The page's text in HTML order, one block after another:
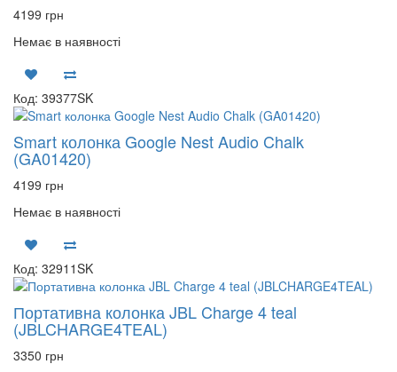
4199 грн
Немає в наявності
Код: 39377SK
Smart колонка Google Nest Audio Chalk
(GA01420)
4199 грн
Немає в наявності
Код: 32911SK
Портативна колонка JBL Charge 4 teal
(JBLCHARGE4TEAL)
3350 грн